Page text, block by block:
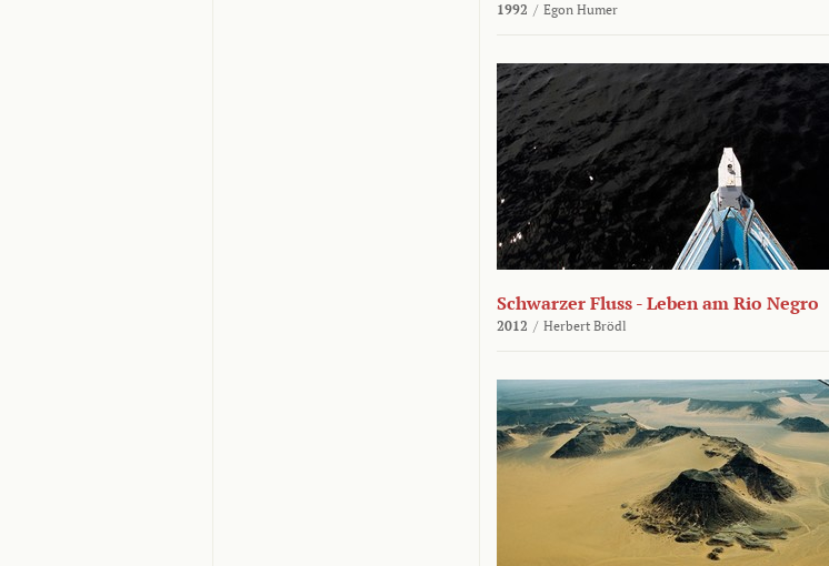
1992 / Egon Humer
Schwarzer Fluss - Leben am Rio Negro
2012 / Herbert Brödl